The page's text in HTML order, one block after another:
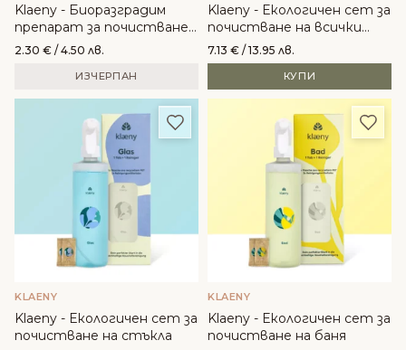
Klaeny - Биоразградим
препарат за почистване
на стъкла
2.30 € / 4.50 лв.
ИЗЧЕРПАН
Klaeny - Екологичен сет за
почистване на всички
повърхности
7.13 € / 13.95 лв.
КУПИ
Добави в любими
KLAENY
Klaeny - Екологичен сет за
почистване на стъкла
KLAENY
Klaeny - Екологичен сет за
почистване на баня